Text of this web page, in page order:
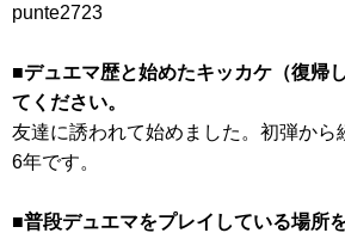
punte2723
■デュエマ歴と始めたキッカケ（復帰
てください。
友達に誘われて始めました。初弾から
6年です。
■普段デュエマをプレイしている場所